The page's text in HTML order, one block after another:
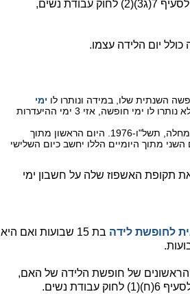
במהלך 5 ימים נוספים לאחר יום הלידה, וזאת בהתאם לסעיף 7(ג3)(2) לחוק עבודת נשים,
ימי
, תשי"א-1951. במידה ולא נותרו לו ימי חופשה, אזי 3 ימי ההיעדרות
2 ימי ההיעדרות האחרונים יחשבו כימי מחלה לפי חוק דמי מחלה, תשל"ו-1976. היום הראשון מתוך
מתוך היומיים הללו יחשב כיום השלישי
את תקופת האשפוז שלה על חשבון ימי
לחופשת לידה
בת 15 שבועות ואם היא
של חופשת הלידה של האם,
נשים.